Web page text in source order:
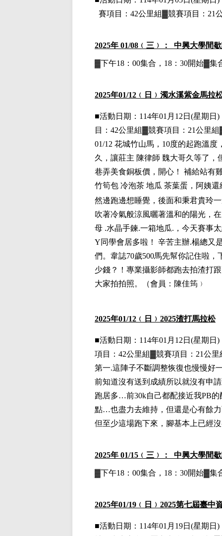
賽項目：42公里組▓競賽項目：21
2025年 01/08﹙三﹚： 中興大學間
▓下午18：00集合，18：30開始▓
2025年01/12 ﹙日﹚ 濁水溪紫金馬拉
■活動日期：114年01月12日(星期日
目：42公里組▓競賽項目：21公里
01/12 花城竹山馬，10度的起跑溫度
久，讓莊主 陳律師 魏大哥久等了
巷弄美食銅板價，開心！ 補給站有
竹筍包 冷泡茶 地瓜 茶葉蛋，阿姨
然邊跑邊想睡覺，後面和秉君貴玲
吹著冷氣般涼風曬著溫和的陽光，
母 .水晶手鍊.一箱地瓜.，今天賽事
Y同學會居多啦！ 辛苦主辦.楊總又
們。韋誌70歲500馬先幫你記住啦，
少錢？！專業攝影師都跑去拍渣打
大家拍拍照。
（會員：陳佳筠﹚
2025年01/12 ﹙日﹚ 2025渣打馬拉松
■活動日期：114年01月12日(星期日
項目：42公里組▓競賽項目：21公
第一.這陣子不斷調整恢復也慢慢好
前知道沒有送到成績所以就沒有申
跑居多…前30k自己都配接近我PB的
點…也盡力去維持，但還是心有餘
但至少這場跑下來，腳基本上已經
2025年 01/15﹙三﹚： 中興大學間
▓下午18：00集合，18：30開始▓
2025年01/19 ﹙日﹚ 2025第七屆臺中
■活動日期：114年01月19日(星期日